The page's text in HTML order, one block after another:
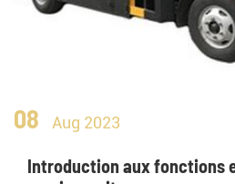
08 Aug 2023
Introduction aux fonctions